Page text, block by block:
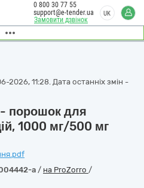
Замовити дзвінок
0 800 30 77 55
support@e-tender.ua
UK
11:28. Дата останніх змін -
порошок для
1000 мг/500 мг
a/ на ProZorro /